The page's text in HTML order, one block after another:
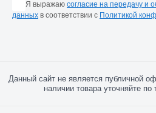
Я выражаю согласие на передачу и
данных в соответствии с Политикой
Данный сайт не является публичной
наличии товара уточняйте по